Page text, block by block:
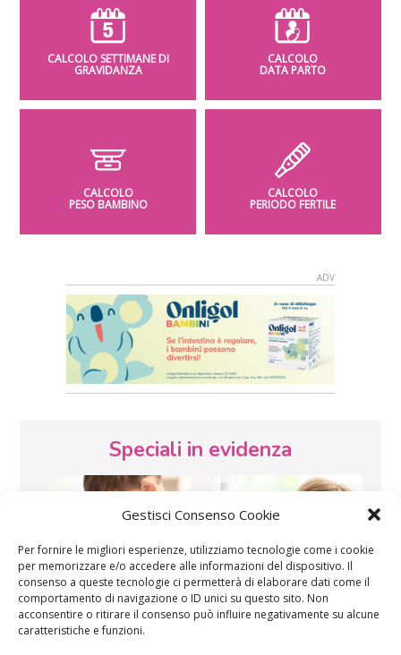
Gestisci Consenso Cookie
Per fornire le migliori esperienze, utilizziamo tecnologie come i cookie
per memorizzare e/o accedere alle informazioni del dispositivo. Il
consenso a queste tecnologie ci permetterà di elaborare dati come il
comportamento di navigazione o ID unici su questo sito. Non
acconsentire o ritirare il consenso può influire negativamente su alcune
caratteristiche e funzioni.
CALCOLO SETTIMANE DI
GRAVIDANZA
CALCOLO
DATA PARTO
CALCOLO
PESO BAMBINO
CALCOLO
PERIODO FERTILE
Speciali in evidenza
Vaccini SOS Pediatra